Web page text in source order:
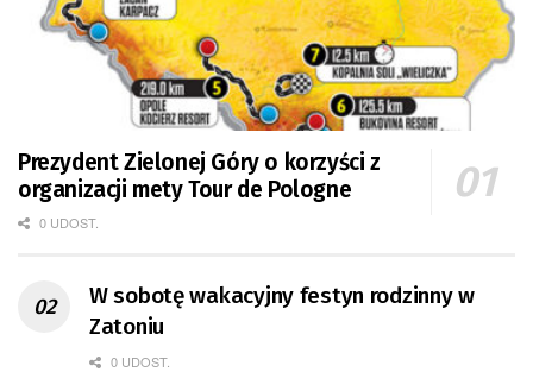
Prezydent Zielonej Góry o korzyści z
organizacji mety Tour de Pologne
0 UDOST.
W sobotę wakacyjny festyn rodzinny w
Zatoniu
0 UDOST.